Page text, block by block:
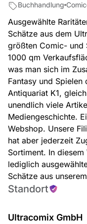
Buchhandlung
Ausgewählte
Schätze aus dem
größten Comic- und
1000 qm
was man sich im
Fantasy und Spielen
Antiquariat K1,
unendlich viele
Mediengeschichte.
Webshop. Unsere
hat aber jederzeit
Sortiment. In
lediglich
Schätze aus
Standort
Ultracomix GmbH